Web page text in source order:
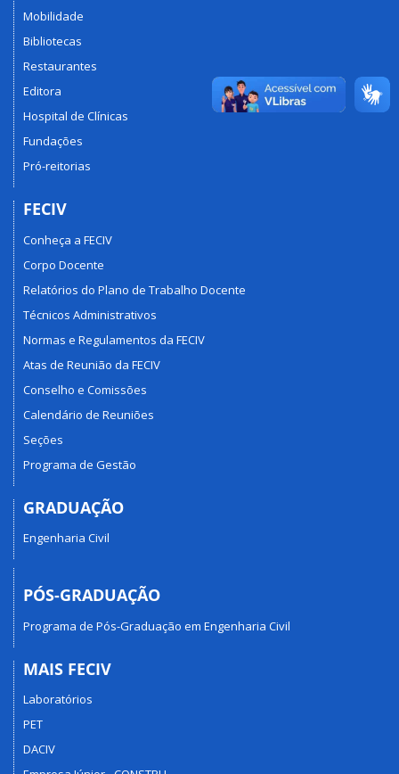
Mobilidade
Bibliotecas
Restaurantes
Editora
Hospital de Clínicas
Fundações
Pró-reitorias
FECIV
Conheça a FECIV
Corpo Docente
Relatórios do Plano de Trabalho Docente
Técnicos Administrativos
Normas e Regulamentos da FECIV
Atas de Reunião da FECIV
Conselho e Comissões
Calendário de Reuniões
Seções
Programa de Gestão
GRADUAÇÃO
Engenharia Civil
PÓS-GRADUAÇÃO
Programa de Pós-Graduação em Engenharia Civil
MAIS FECIV
Laboratórios
PET
DACIV